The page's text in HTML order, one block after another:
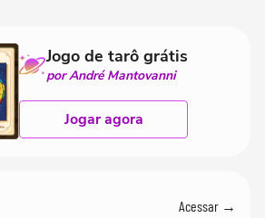
Jogo de tarô grátis
por André Mantovanni
Jogar agora
Acessar →